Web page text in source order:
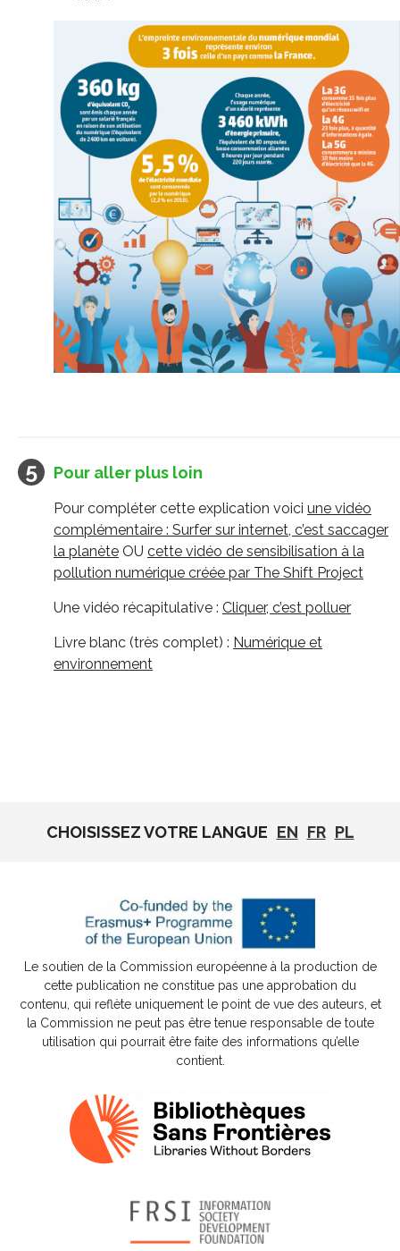
Pour aller plus loin
Pour compléter cette explication voici une vidéo
complémentaire : Surfer sur internet, c’est saccager
la planète OU cette vidéo de sensibilisation à la
pollution numérique créée par The Shift Project
Une vidéo récapitulative : Cliquer, c’est polluer
Livre blanc (très complet) : Numérique et
environnement
CHOISISSEZ VOTRE LANGUE EN FR PL
Le soutien de la Commission européenne à la production de
cette publication ne constitue pas une approbation du
contenu, qui reflète uniquement le point de vue des auteurs, et
la Commission ne peut pas être tenue responsable de toute
utilisation qui pourrait être faite des informations qu’elle
contient.